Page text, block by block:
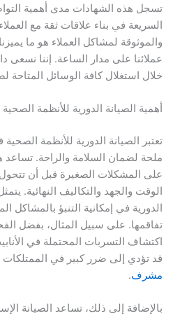
تسجل هذه الشهادات مدى أهمية
السريعة في بناء علاقات ثقة مع
والموثوقة لمشاكل العملاء هو ما
عملائنا على مدار الساعة. إننا نسعى
خلال استغلال كافة الوسائل المتاحة
أهمية الصيانة الدورية للأنظمة الصحية
تعتبر الصيانة الدورية للأنظمة
ملحة لضمان السلامة والراحة.
على المشكلات الصغيرة قبل أن
الوقت والجهد والتكاليف النهائية.
الدورية في إمكانية التنبؤ بالمشاكل
تفاقمها. على سبيل المثال، بفضل
اكتشاف التسربات المحتملة في
قد تؤدي إلى ضرر كبير في
مشرف.
بالإضافة إلى ذلك، تساعد الصيانة